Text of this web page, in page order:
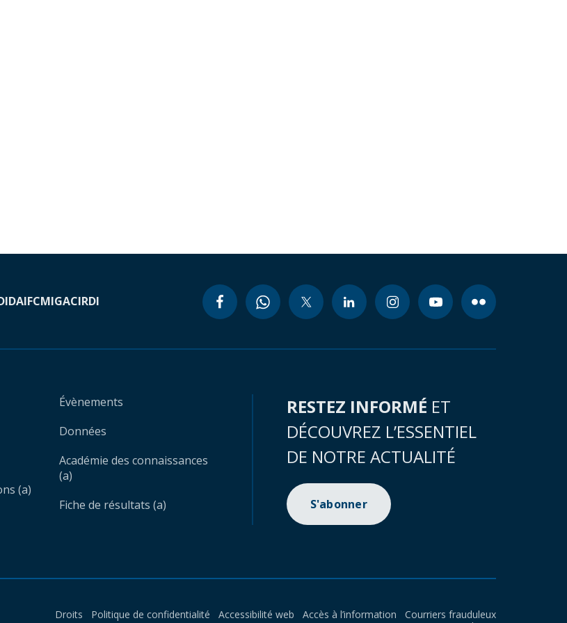
IDAIFCMIGACIRDI
(a)
Évènements
Données
Académie des connaissances
(a)
Fiche de résultats (a)
RESTEZ INFORMÉ ET
DÉCOUVREZ L’ESSENTIEL
DE NOTRE ACTUALITÉ
S'abonner
Droits Politique de confidentialité Accessibilité web Accès à l’information
Courriers frauduleux